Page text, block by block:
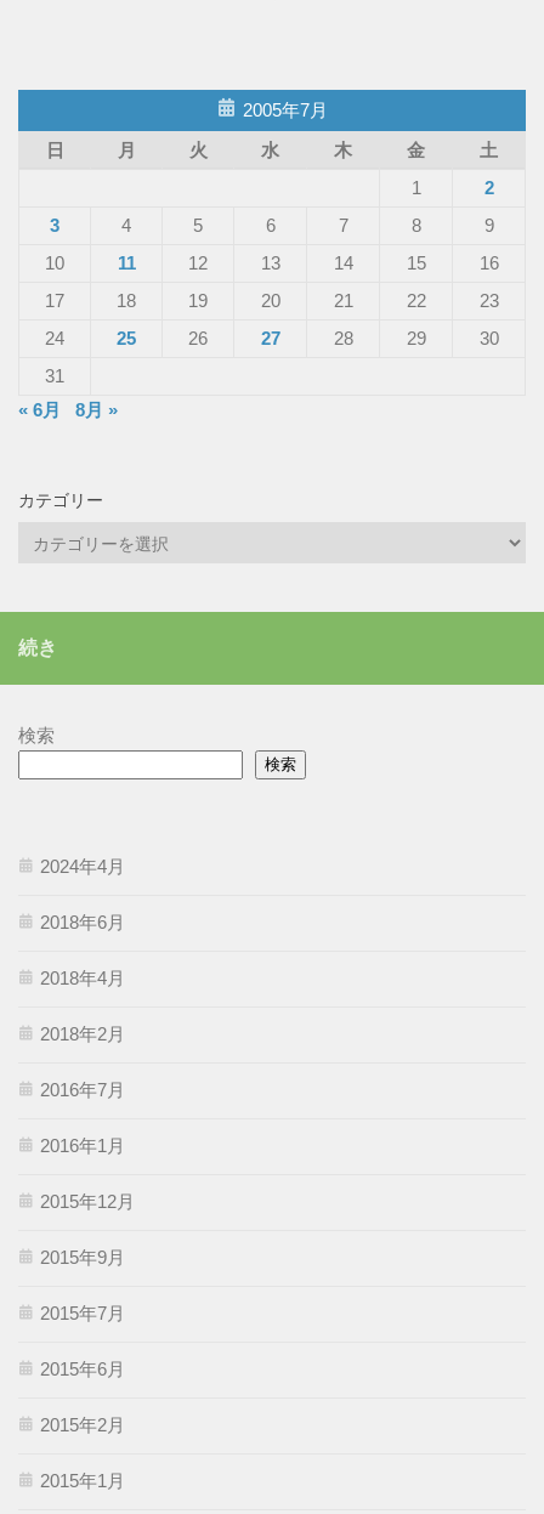
2005年7月
日
月 火 水 木 金
土
1
2
3
4 5 6 7 8
9
10
11 12 13 14 15
16
17
18 19 20 21 22
23
24
25 26 27 28 29
30
31
« 6月
8月 »
カテゴリー
ー
続き
検索
検索
2024年4月
2018年6月
2018年4月
2018年2月
2016年7月
2016年1月
2015年12月
2015年9月
2015年7月
2015年6月
2015年2月
2015年1月